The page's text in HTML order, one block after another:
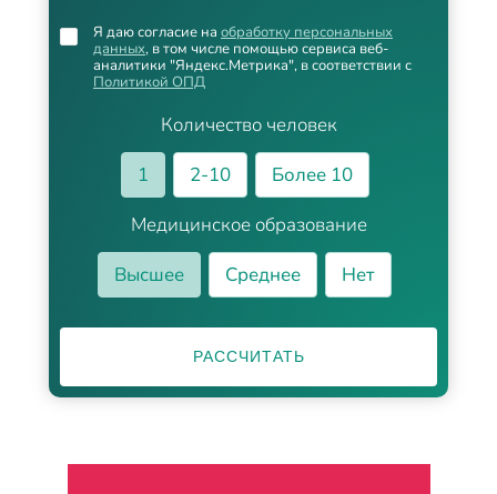
Количество человек
1
2-10
Более 10
Медицинское образование
Высшее
Среднее Нет
Я даю согласие на обработку персональных
данных, в том числе помощью сервиса веб-
аналитики "Яндекс.Метрика", в соответствии с
Политикой ОПД
РАССЧИТАТЬ